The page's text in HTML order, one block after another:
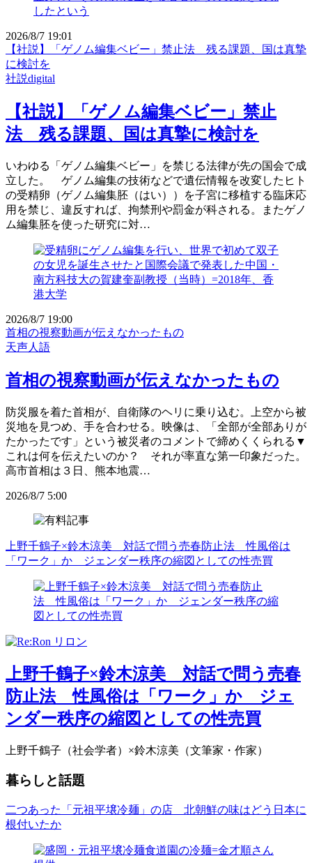
2026/8/7 19:01
【社説】「ゲノム編集ベビー」禁止法 残る課題、国は真摯
に検討を
社説digital
【社説】「ゲノム編集ベビー」禁止
法 残る課題、国は真摯に検討を
いわゆる「ゲノム編集ベビー」を禁じる法律が先の国会で成
立した。 ゲノム編集の技術などで遺伝情報を改変したヒト
の受精卵（ゲノム編集胚（はい））を子宮に移植する臨床応
用を禁じ、違反すれば、拘禁刑や罰金が科される。またゲノ
ム編集胚を使った研究に対…
2026/8/7 19:00
首相の視察動画が伝えなかったもの
天声人語
首相の視察動画が伝えなかったもの
防災服を着た首相が、自衛隊のヘリに乗り込む。上空から被
災地を見つめ、手を合わせる。映像は、「全部が全部ありが
たかったです」という被災者のコメントで締めくくられる▼
これは何を伝えたいのか？ それが率直な第一印象だった。
高市首相は３日、熊本地震…
2026/8/7 5:00
上野千鶴子×鈴木涼美 対話で問う売春防止法 性風俗は
「ワーク」か ジェンダー秩序の縮図としての性売買
上野千鶴子×鈴木涼美 対話で問う売春
防止法 性風俗は「ワーク」か ジェ
ンダー秩序の縮図としての性売買
上野千鶴子（社会学者）×鈴木涼美（文筆家・作家）
暮らしと話題
二つあった「元祖平壌冷麺」の店 北朝鮮の味はどう日本に
根付いたか